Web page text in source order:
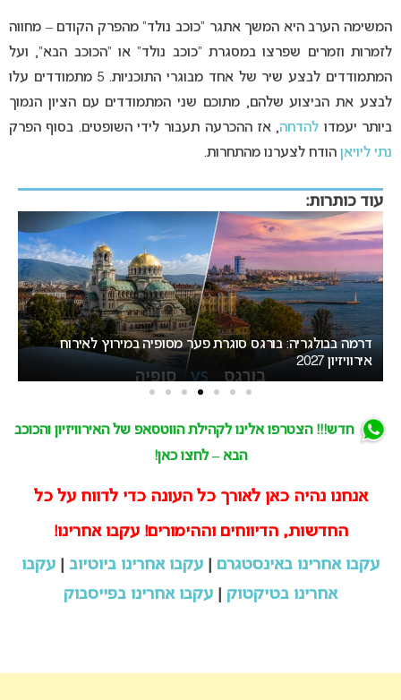
המשימה הערב היא המשך אתגר “כוכב נולד” מהפרק הקודם – מחווה
לזמרות וזמרים שפרצו במסגרת “כוכב נולד” או “הכוכב הבא”, ועל
המתמודדים לבצע שיר של אחד מבוגרי התוכניות. 5 מתמודדים עלו
לבצע את הביצוע שלהם, מתוכם שני המתמודדים עם הציון הנמוך
ביותר יעמדו להדחה, אז ההכרעה תעבור לידי השופטים. בסוף הפרק
נתי ליויאןהודח לצערנו מהתחרות.
עוד כותרות:
מאכזב: העיר המארחת של אירוויזיון 2027 לא תוכרז היום
חדש!!! הצטרפו אלינו לקהילת הווטסאפ של האירוויזיון והכוכב
הבא – לחצו כאן!
אנחנו נהיה כאן לאורך כל העונה כדי לדווח על כל
החדשות, הדיווחים וההימורים! עקבו אחרינו!
עקבו אחרינו באינסטגרם| עקבו אחרינו ביוטיוב|
עקבו
אחרינו בטיקטוק| עקבו אחרינו בפייסבוק